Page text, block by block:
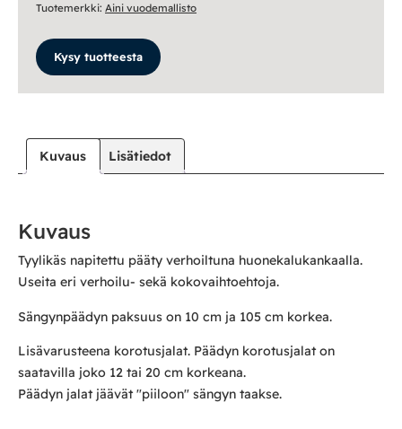
Tuotemerkki: Aini vuodemallisto
Kysy tuotteesta
Kuvaus Lisätiedot
Kuvaus
Tyylikäs napitettu pääty verhoiltuna huonekalukankaalla.
Useita eri verhoilu- sekä kokovaihtoehtoja.
Sängynpäädyn paksuus on 10 cm ja 105 cm korkea.
Lisävarusteena korotusjalat. Päädyn korotusjalat on
saatavilla joko 12 tai 20 cm korkeana.
Päädyn jalat jäävät "piiloon" sängyn taakse.